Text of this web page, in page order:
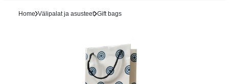
Home Välipalat ja asusteet Gift bags